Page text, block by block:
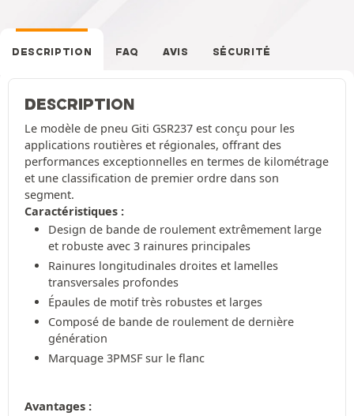
DESCRIPTION FAQ AVIS SÉCURITÉ
DESCRIPTION
Le modèle de pneu Giti GSR237 est conçu pour les
applications routières et régionales, offrant des
performances exceptionnelles en termes de kilométrage
et une classification de premier ordre dans son
segment.
Caractéristiques :
Design de bande de roulement extrêmement large
et robuste avec 3 rainures principales
Rainures longitudinales droites et lamelles
transversales profondes
Épaules de motif très robustes et larges
Composé de bande de roulement de dernière
génération
Marquage 3PMSF sur le flanc
Avantages :